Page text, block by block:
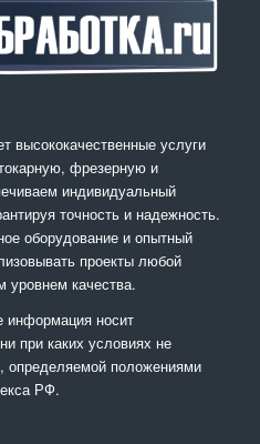
высококачественные услуги
фрезерную и
индивидуальный
точность и надежность.
оборудование и опытный
проекты любой
уровнем качества.
информация носит
при каких условиях не
определяемой положениями
РФ.